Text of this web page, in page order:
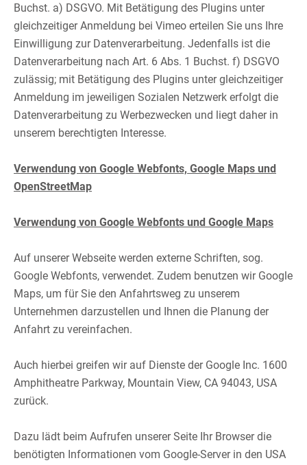
Buchst. a) DSGVO. Mit Betätigung des Plugins unter
gleichzeitiger Anmeldung bei Vimeo erteilen Sie uns Ihre
Einwilligung zur Datenverarbeitung. Jedenfalls ist die
Datenverarbeitung nach Art. 6 Abs. 1 Buchst. f) DSGVO
zulässig; mit Betätigung des Plugins unter gleichzeitiger
Anmeldung im jeweiligen Sozialen Netzwerk erfolgt die
Datenverarbeitung zu Werbezwecken und liegt daher in
unserem berechtigten Interesse.​
Verwendung von Google Webfonts, Google Maps und
OpenStreetMap
Verwendung von Google Webfonts und Google Maps
Auf unserer Webseite werden externe Schriften, sog.
Google Webfonts, verwendet. Zudem benutzen wir Google
Maps, um für Sie den Anfahrtsweg zu unserem
Unternehmen darzustellen und Ihnen die Planung der
Anfahrt zu vereinfachen.​
Auch hierbei greifen wir auf Dienste der Google Inc. 1600
Amphitheatre Parkway, Mountain View, CA 94043, USA
zurück.​
Dazu lädt beim Aufrufen unserer Seite Ihr Browser die
benötigten Informationen vom Google-Server in den USA